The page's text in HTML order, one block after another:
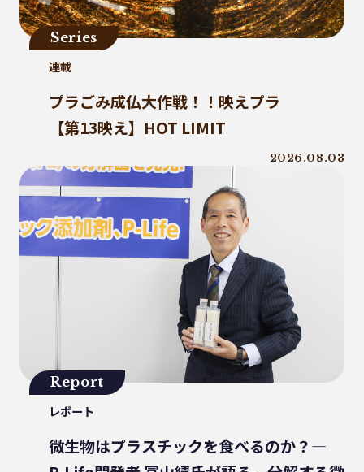
地産地消
害獣
サステナビリティ
瀬戸内海国立公園
資源
サーキュラーエコノミー
立ち飲み
低炭素コンクリート
うどん県
環境回復
原油価格高騰
海ごみリーダー
食文化
産業廃棄物
フードロス削減
薄肉化
地球温暖化
ツキノワグマ
日本印刷産業連合会
漁業
RPF
魚沼ライス
日本航空
瀬戸内国際芸術祭
ナフサ不足
研究
プラスチックを自然に還す
18μm
豊島
小豆島
インキ削減
ノンソルベントラミネート
3R+Renewable
豊島問題
WWF ジャパン
居酒屋
ウミガメ
Series
連載
プラごみ成仏大作戦！！映えプラ
【第13映え】HOT LIMIT
2026.08.03
Report
レポート
微生物はプラスチックを食べるのか？―